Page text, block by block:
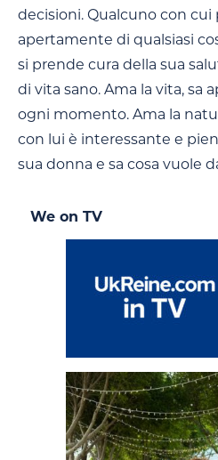
decisioni. Qualcuno con cui
apertamente di qualsiasi
si prende cura della sua
di vita sano. Ama la vita, sa
ogni momento. Ama la
con lui è interessante e
sua donna e sa cosa vuole
We on TV